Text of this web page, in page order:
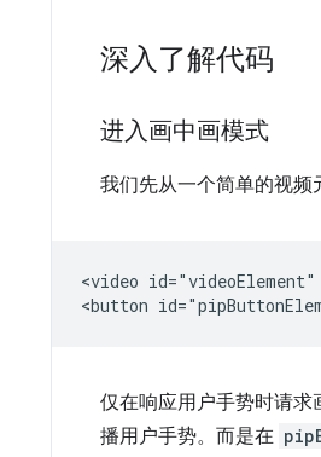
深入了解代码
进入画中画模式
我们先从一个简单的视频
<video
仅在响应用户手势时请求
播用户手势。而是在